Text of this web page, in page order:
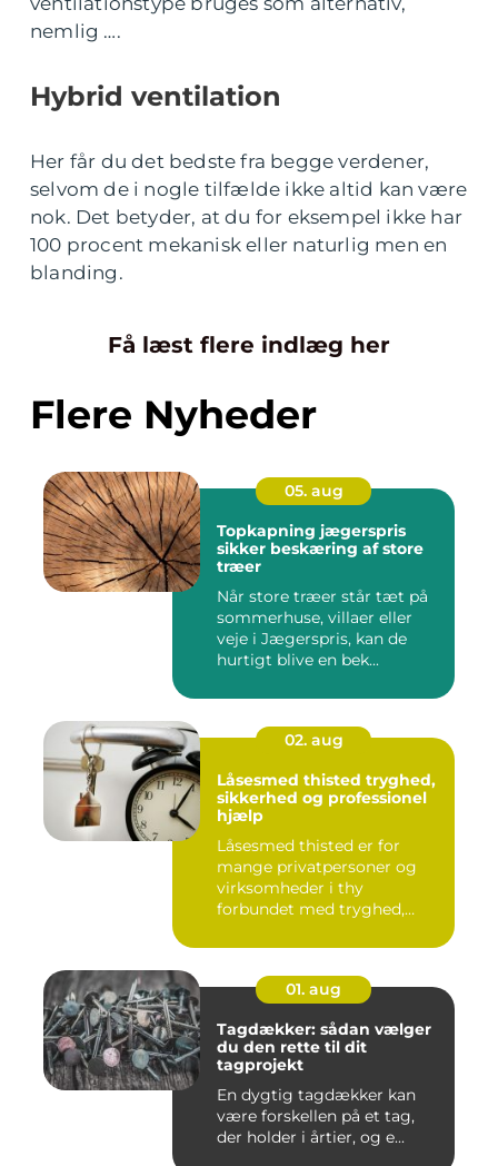
nemlig ….
Hybrid ventilation
Her får du det bedste fra begge verdener,
selvom de i nogle tilfælde ikke altid kan være
nok. Det betyder, at du for eksempel ikke har
100 procent mekanisk eller naturlig men en
blanding.
Få læst flere indlæg her
Flere Nyheder
05. aug
Topkapning jægerspris
sikker beskæring af store
træer
Når store træer står tæt på
sommerhuse, villaer eller
veje i Jægerspris, kan de
hurtigt blive en bek...
02. aug
Låsesmed thisted tryghed,
sikkerhed og professionel
hjælp
Låsesmed thisted er for
mange privatpersoner og
virksomheder i thy
forbundet med tryghed,
01. aug
Tagdækker: sådan vælger
du den rette til dit
tagprojekt
En dygtig tagdækker kan
være forskellen på et tag,
der holder i årtier, og e...